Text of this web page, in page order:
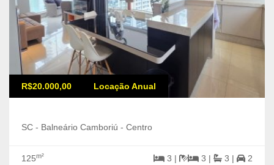
R$20.000,00 Locação Anual
SC - Balneário Camboriú - Centro
125m² 3 | 3 | 3 | 2